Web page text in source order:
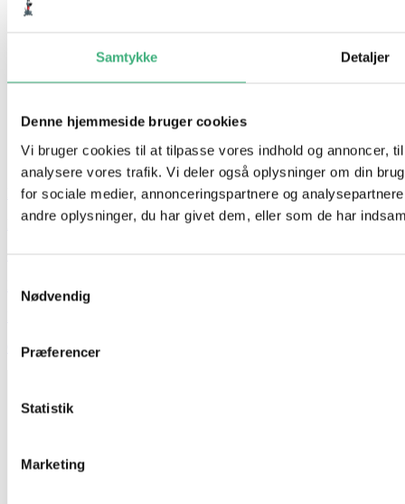
Samtykke Detaljer
Denne hjemmeside bruger cookies
Vi bruger cookies til at tilpasse vores indhold og annoncer,
analysere vores trafik. Vi deler også oplysninger om din
for sociale medier, annonceringspartnere og
andre oplysninger, du har givet dem, eller som de har
Nødvendig
Præferencer
Statistik
Marketing
Hvem er vi
Kontakt
GDPR